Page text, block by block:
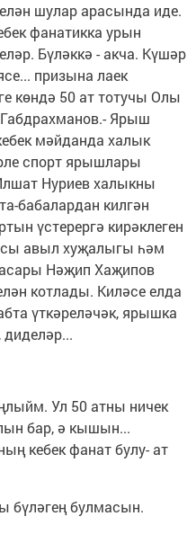
шулар арасында иде.
фанатикка урын
Бүләккә - акча. Күшәр
призына лаек
көндә 50 ат тотучы Олы
Ярыш
мәйданда халык
спорт ярышлары
Нуриев халыкны
бабалардан килгән
үстерергә кирәклеген
авыл хуҗалыгы һәм
Нәҗип Хаҗипов
котлады. Киләсе елда
үткәреләчәк, ярышка
диделәр...
Ул 50 атны ничек
бар, ә кышын...
кебек фанат булу- ат
бүләгең булмасын.